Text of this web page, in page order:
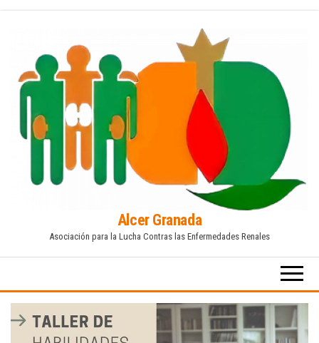
contenido
Alcer Granada
Asociación para la Lucha Contras las Enfermedades Renales